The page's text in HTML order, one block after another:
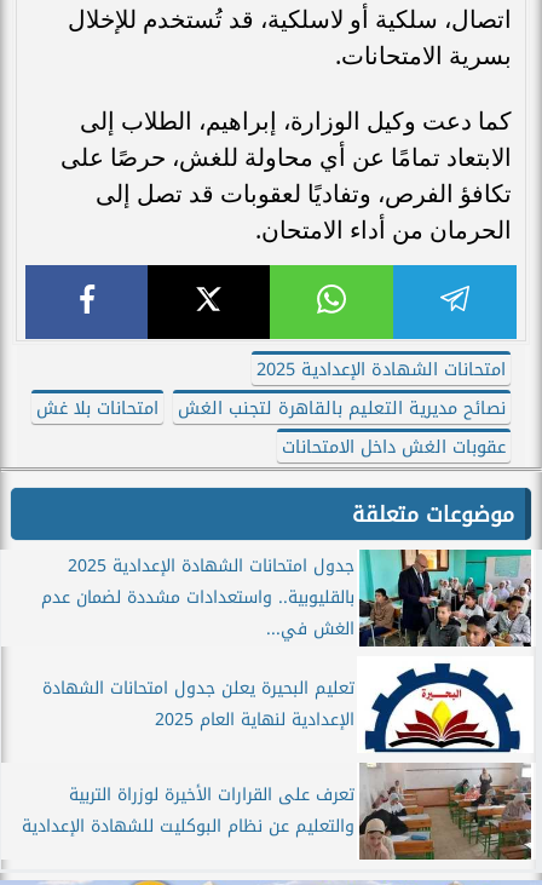
اتصال، سلكية أو لاسلكية، قد تُستخدم للإخلال
بسرية الامتحانات.
كما دعت وكيل الوزارة، إبراهيم، الطلاب إلى
الابتعاد تمامًا عن أي محاولة للغش، حرصًا على
تكافؤ الفرص، وتفاديًا لعقوبات قد تصل إلى
الحرمان من أداء الامتحان.
امتحانات الشهادة الإعدادية 2025
نصائح مديرية التعليم بالقاهرة لتجنب الغش
امتحانات بلا غش
عقوبات الغش داخل الامتحانات
موضوعات متعلقة
جدول امتحانات الشهادة الإعدادية 2025
بالقليوبية.. واستعدادات مشددة لضمان عدم
الغش في...
تعليم البحيرة يعلن جدول امتحانات الشهادة
الإعدادية لنهاية العام 2025
تعرف على القرارات الأخيرة لوزراة التربية
والتعليم عن نظام البوكليت للشهادة الإعدادية